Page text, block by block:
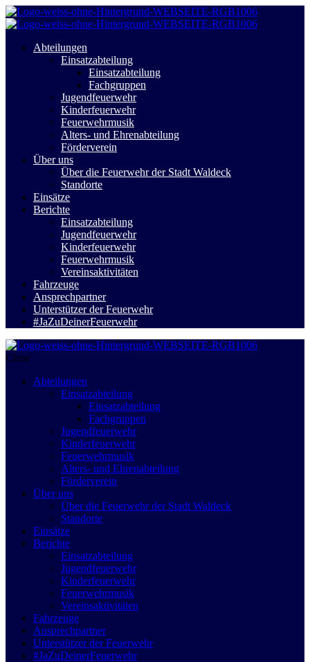
Abteilungen
Einsatzabteilung
Einsatzabteilung
Fachgruppen
Jugendfeuerwehr
Kinderfeuerwehr
Feuerwehrmusik
Alters- und Ehrenabteilung
Förderverein
Über uns
Über die Feuerwehr der Stadt Waldeck
Standorte
Einsätze
Berichte
Einsatzabteilung
Jugendfeuerwehr
Kinderfeuerwehr
Feuerwehrmusik
Vereinsaktivitäten
Fahrzeuge
Ansprechpartner
Unterstützer der Feuerwehr
#JaZuDeinerFeuerwehr
Close
Abteilungen
Einsatzabteilung
Einsatzabteilung
Fachgruppen
Jugendfeuerwehr
Kinderfeuerwehr
Feuerwehrmusik
Alters- und Ehrenabteilung
Förderverein
Über uns
Über die Feuerwehr der Stadt Waldeck
Standorte
Einsätze
Berichte
Einsatzabteilung
Jugendfeuerwehr
Kinderfeuerwehr
Feuerwehrmusik
Vereinsaktivitäten
Fahrzeuge
Ansprechpartner
Unterstützer der Feuerwehr
#JaZuDeinerFeuerwehr